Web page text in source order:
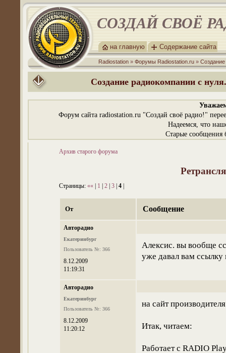
СОЗДАЙ СВОЁ
на главную Содержание сайта
Radiostation » Форумы Radiostation.ru »
Создание радиокомпании с
Форум сайта radiostation.ru "Создай своё радио!"
Надеемся, что
Старые сообщения
Архив старого форума
Страницы: «« 1 2 3 4
От Сообщение
Авторадио
Екатеринбург
Пользователь №: 366
8.12.2009
11:19:31
Алексис. вы вообще
уже давал вам ссылку
Авторадио
Екатеринбург
Пользователь №: 366
8.12.2009
11:20:12
на сайт
Итак, читаем:
Работает с RADIO